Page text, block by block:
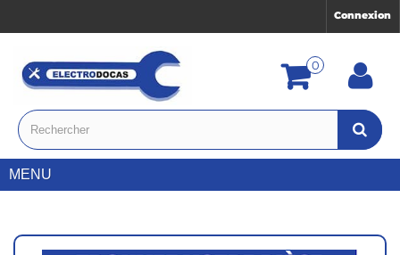
Connexion
0
MENU